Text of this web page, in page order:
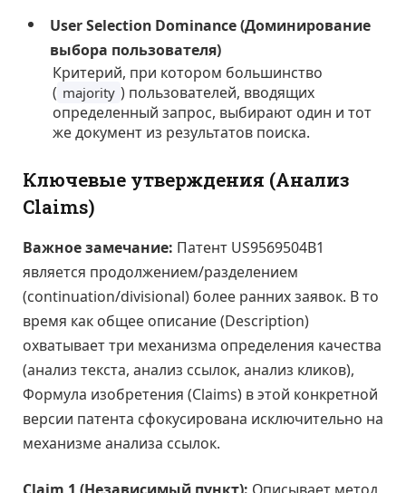
User Selection Dominance (Доминирование
выбора пользователя)
Критерий, при котором большинство
( majority ) пользователей, вводящих
определенный запрос, выбирают один и тот
же документ из результатов поиска.
Ключевые утверждения (Анализ
Claims)
Важное замечание: Патент US9569504B1
является продолжением/разделением
(continuation/divisional) более ранних заявок. В то
время как общее описание (Description)
охватывает три механизма определения качества
(анализ текста, анализ ссылок, анализ кликов),
Формула изобретения (Claims) в этой конкретной
версии патента сфокусирована исключительно на
механизме анализа ссылок.